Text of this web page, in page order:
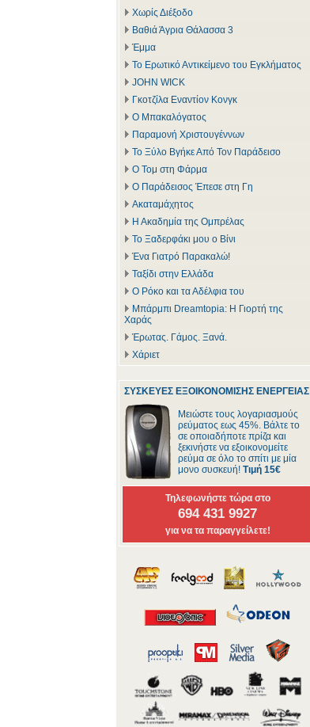
Χωρίς Διέξοδο
Βαθιά Άγρια Θάλασσα 3
Έμμα
Το Ερωτικό Αντικείμενο του Εγκλήματος
JOHN WICK
Γκοτζίλα Εναντίον Κονγκ
Ο Μπακαλόγατος
Παραμονή Χριστουγέννων
Το Ξύλο Βγήκε Από Τον Παράδεισο
Ο Τομ στη Φάρμα
Ο Παράδεισος Έπεσε στη Γη
Ακαταμάχητος
Η Ακαδημία της Ομπρέλας
Το Ξαδερφάκι μου ο Βίνι
Ένα Γιατρό Παρακαλώ!
Ταξίδι στην Ελλάδα
Ο Ρόκο και τα Αδέλφια του
Μπάρμπι Dreamtopia: Η Γιορτή της
Χαράς
Έρωτας. Γάμος. Ξανά.
Χάριετ
ΣΥΣΚΕΥΕΣ ΕΞΟΙΚΟΝΟΜΙΣΗΣ ΕΝΕΡΓΕΙΑΣ
Μειώστε τους λογαριασμούς
ρεύματος εως 45%. Βάλτε το
σε οποιαδήποτε πρίζα και
ξεκινήστε να εξοικονομείτε
ρεύμα σε όλο το σπίτι με μία
μονο συσκευή! Τιμή 15€
Τηλεφωνήστε τώρα στο
694 431 9927
για να τα παραγγείλετε!